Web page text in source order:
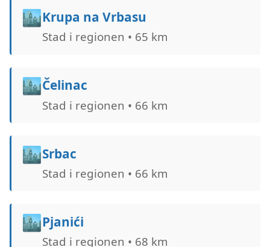
🏙️Krupa na Vrbasu
Stad i regionen • 65 km
🏙️Čelinac
Stad i regionen • 66 km
🏙️Srbac
Stad i regionen • 66 km
🏙️Pjanići
Stad i regionen • 68 km